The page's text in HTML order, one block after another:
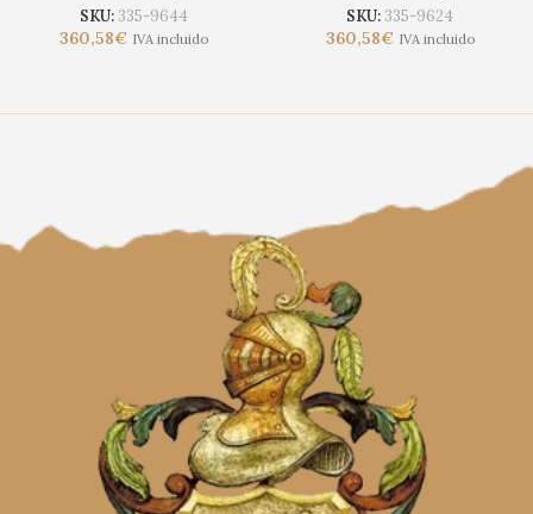
SKU: 335-9644
360,58€ IVA incluido
SKU: 335-9624
360,58€ IVA incluido